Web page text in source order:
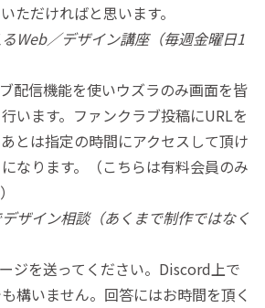
ただければと思います。
Web／デザイン講座（毎週金曜日1
信機能を使いウズラのみ画面を皆
います。ファンクラブ投稿にURLを
とは指定の時間にアクセスして頂け
なります。（こちらは有料会員のみ
ザイン相談（あくまで制作ではなく
を送ってください。Discord上で
構いません。回答にはお時間を頂く